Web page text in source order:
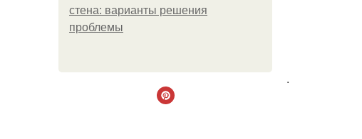
стена: варианты решения
проблемы
.